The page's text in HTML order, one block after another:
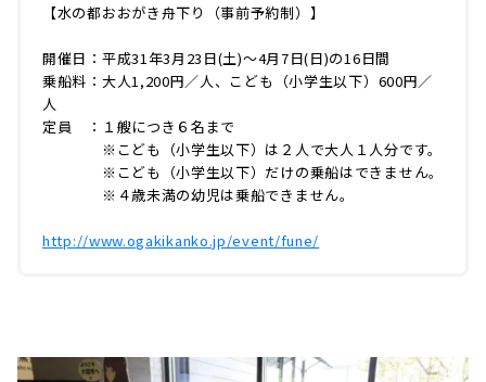
【水の都おおがき舟下り（事前予約制）】
開催日：平成31年3月23日(土)～4月7日(日)の16日間
乗船料：大人1,200円／人、こども（小学生以下）600円／
人
定員 ：１艘につき６名まで
※こども（小学生以下）は２人で大人１人分です。
※こども（小学生以下）だけの乗船はできません。
※４歳未満の幼児は乗船できません。
http://www.ogakikanko.jp/event/fune/